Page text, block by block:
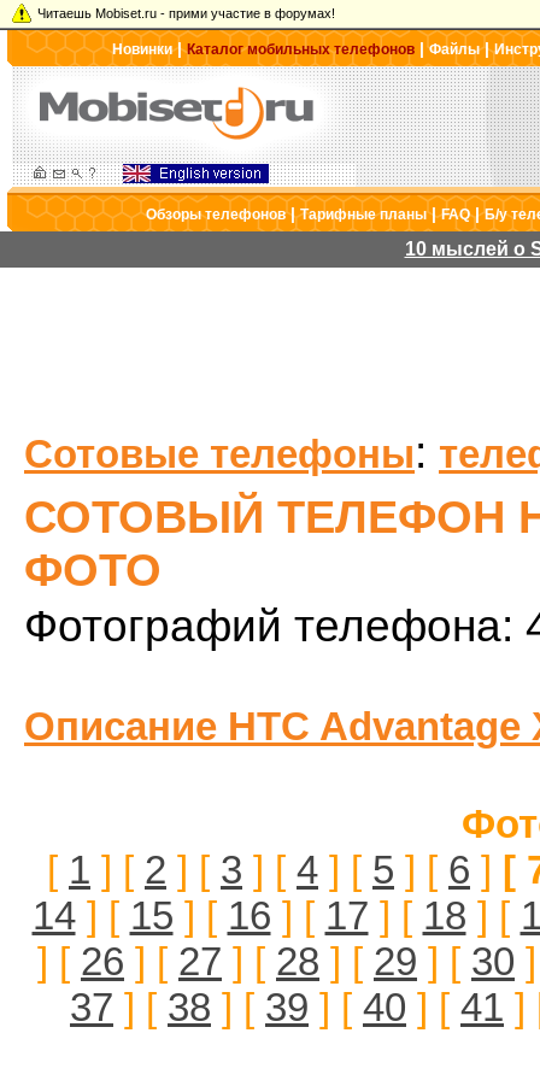
Читаешь Mobiset.ru - прими участие в форумах!
Новинки|Каталог мобильных телефонов |Файлы|
Обзоры телефонов|Тарифные планы|FAQ|Б/у
10 мыслей о
Сотовые телефоны:
СОТОВЫЙ ТЕЛЕФОН
ФОТО
Фотографий телефона:
Описание HTC Advantage
[ 1 ] [ 2 ] [ 3 ] [ 4 ] [ 5 ] [ 6 ] [
14] [ 15 ] [ 16 ] [ 17 ] [ 18 ] [
] [ 26 ] [ 27 ] [ 28 ] [ 29 ] [ 30
37 ] [ 38 ] [ 39 ] [ 40 ] [ 41 ]